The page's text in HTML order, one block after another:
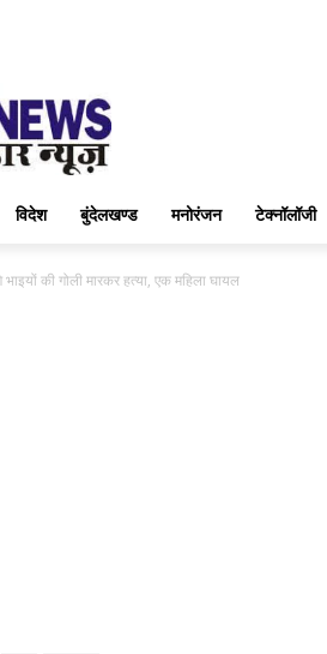
विदेश बुंदेलखण्ड मनोरंजन टेक्नॉलॉजी
की गोली मारकर हत्या, एक महिला घायल